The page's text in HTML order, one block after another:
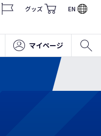
グッズ EN
マイページ